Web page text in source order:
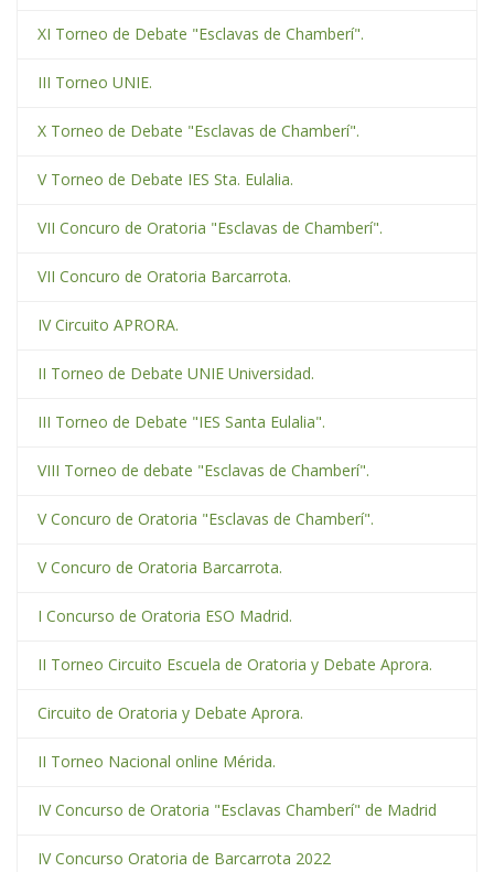
XI Torneo de Debate "Esclavas de Chamberí".
III Torneo UNIE.
X Torneo de Debate "Esclavas de Chamberí".
V Torneo de Debate IES Sta. Eulalia.
VII Concuro de Oratoria "Esclavas de Chamberí".
VII Concuro de Oratoria Barcarrota.
IV Circuito APRORA.
II Torneo de Debate UNIE Universidad.
III Torneo de Debate "IES Santa Eulalia".
VIII Torneo de debate "Esclavas de Chamberí".
V Concuro de Oratoria "Esclavas de Chamberí".
V Concuro de Oratoria Barcarrota.
I Concurso de Oratoria ESO Madrid.
II Torneo Circuito Escuela de Oratoria y Debate Aprora.
Circuito de Oratoria y Debate Aprora.
II Torneo Nacional online Mérida.
IV Concurso de Oratoria "Esclavas Chamberí" de Madrid
IV Concurso Oratoria de Barcarrota 2022